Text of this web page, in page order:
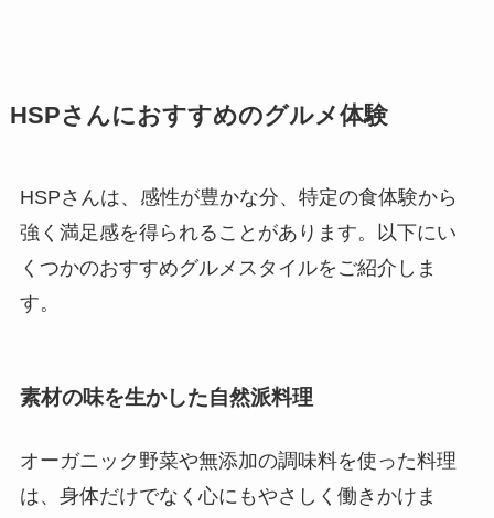
HSPさんにおすすめのグルメ体験
HSPさんは、感性が豊かな分、特定の食体験から
強く満足感を得られることがあります。以下にい
くつかのおすすめグルメスタイルをご紹介しま
す。
素材の味を生かした自然派料理
オーガニック野菜や無添加の調味料を使った料理
は、身体だけでなく心にもやさしく働きかけま